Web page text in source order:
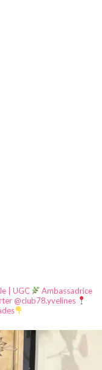
| UGC
Ambassadrice
@club78.yvelines